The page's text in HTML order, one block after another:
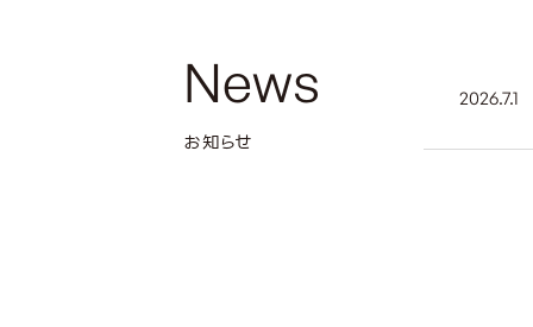
News
お知らせ
2026.7.1